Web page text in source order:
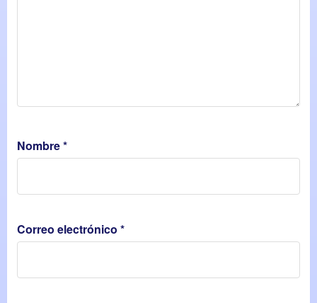
Nombre*
Correo electrónico *